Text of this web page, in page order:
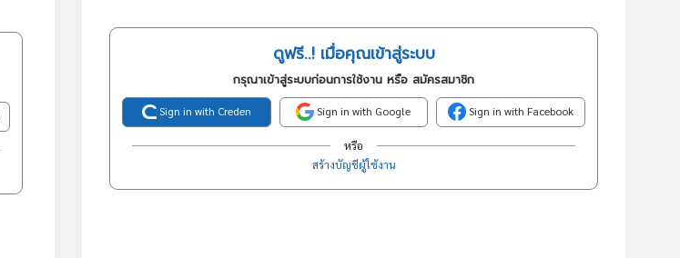
ดูฟรี..! เมื่อคุณเข้าสู่ระบบ
กรุณาเข้าสู่ระบบก่อนการใช้งาน หรือ สมัครสมาชิก
Sign in with Creden Sign in with Google Sign in with Facebook
หรือ
สร้างบัญชีผู้ใช้งาน